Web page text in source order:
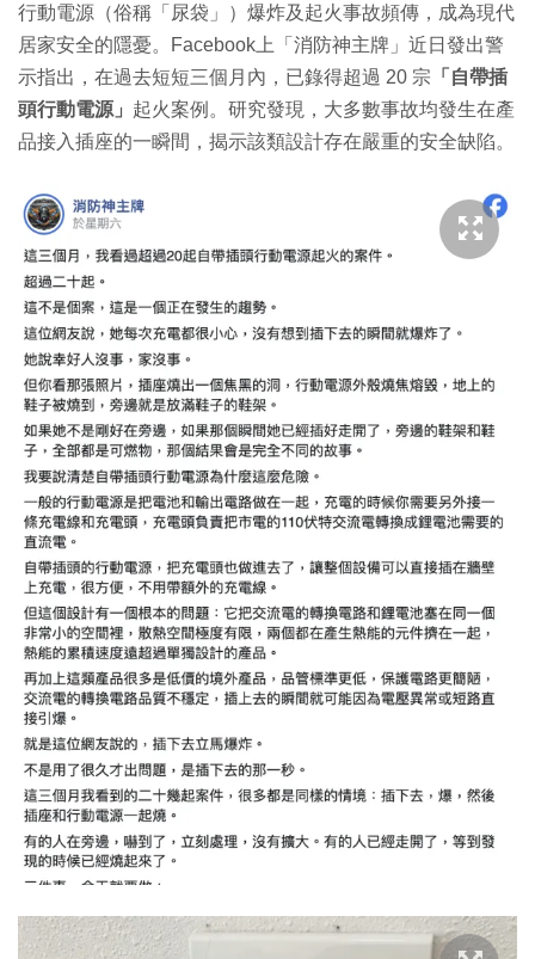
行動電源（俗稱「尿袋」）爆炸及起火事故頻傳，成為現代
居家安全的隱憂。Facebook上「消防神主牌」近日發出警
示指出，在過去短短三個月內，已錄得超過 20 宗 「自帶插
頭行動電源」 起火案例。研究發現，大多數事故均發生在產
品接入插座的一瞬間，揭示該類設計存在嚴重的安全缺陷。